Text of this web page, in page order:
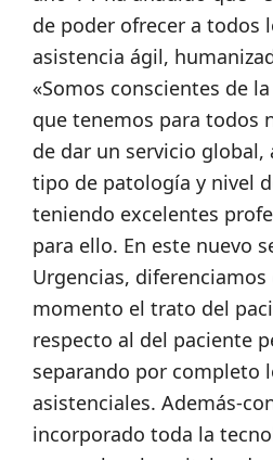
de poder ofrecer a todos
asistencia ágil,
«Somos conscientes de
que tenemos para todos
de dar un servicio global,
tipo de patología y nivel
teniendo excelentes
para ello. En este nuevo
Urgencias,
momento el trato del
respecto al del paciente
separando por completo
asistenciales. Además-
incorporado toda la